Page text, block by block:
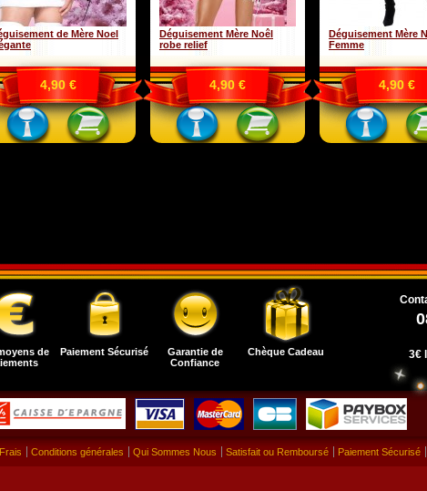
de Mère Noel
4,90 €
Déguisement Mère Noêl
robe relief
4,90 €
Déguisement Mère
Femme
4,90 €
de
Paiement Sécurisé
Garantie de
Confiance
Chèque Cadeau 3€
Frais Conditions générales Qui Sommes Nous Satisfait ou Remboursé Paiement Sécurisé